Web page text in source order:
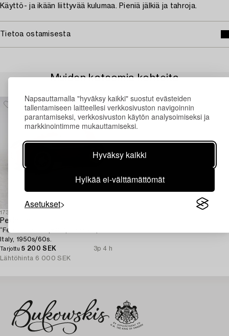
Napsauttamalla "hyväksy kaikki" suostut evästeiden
tallentamiseen laitteellesi verkkosivuston navigoinnin
parantamiseksi, verkkosivuston käytön analysoimiseksi ja
markkinointimme mukauttamiseksi.
Hyväksy kaikki
Hylkää ei-välttämättömät
Asetukset
Käyttö- ja ikään liittyvää kulumaa. Pieniä jälkiä ja tahroja.
Tietoa ostamisesta
Muiden katsomia kohteita
1731456
Pedal car,
“Ferrari Indianapolis”, Giordani,
Italy, 1950s/60s.
Tarjottu5 200 SEK
3p 4 h
Lähtöhinta 6 000 SEK